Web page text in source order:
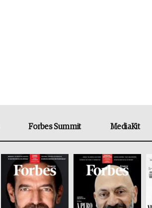
Forbes Summit MediaKit